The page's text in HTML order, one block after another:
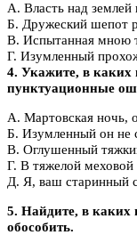
А. Власть над
Б. Дружеский шепот
В. Испытанная мною
Г. Изумленный
4. Укажите, в
пунктуационные
А. Мартовская ночь,
Б. Изумленный он не
В. Оглушенный
Г. В тяжелой
Д. Я, ваш старинный
5. Найдите, в каких
обособить.